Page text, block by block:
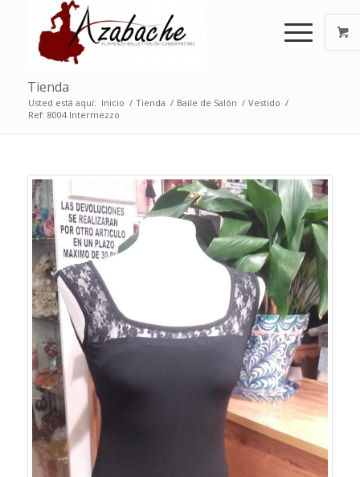
Tienda
Usted está aquí: Inicio / Tienda / Baile de Salón / Vestido /
Ref: 8004 Intermezzo